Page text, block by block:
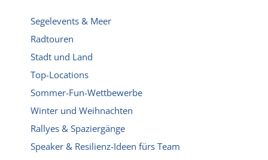
Segelevents & Meer
Radtouren
Stadt und Land
Top-Locations
Sommer-Fun-Wettbewerbe
Winter und Weihnachten
Rallyes & Spaziergänge
Speaker & Resilienz-Ideen fürs Team